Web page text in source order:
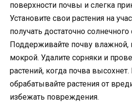
поверхности почвы и слегка
Установите свои растения на
получать достаточно солнечного
Поддерживайте почву
мокрой. Удалите сорняки и
растений, когда почва высохнет.
обрабатывайте растения от
избежать повреждения.